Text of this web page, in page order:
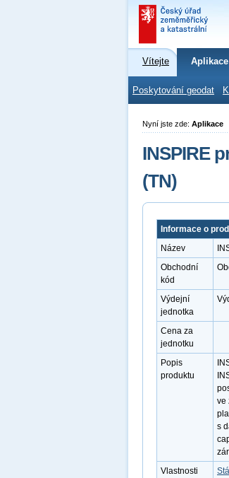
Vítejte Aplikace
Poskytování geodat
Nyní jste zde: Aplikace
INSPIRE
(TN)
Informace o
Název
Obchodní
kód
Výdejní
jednotka
Cena za
jednotku
Popis
produktu
ve
s
Vlastnosti